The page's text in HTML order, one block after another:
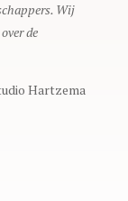
Wij
de
Hartzema